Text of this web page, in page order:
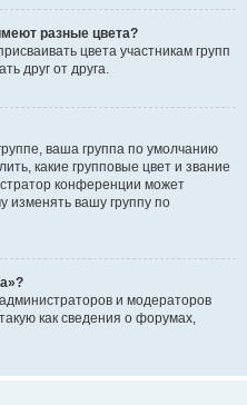
разные цвета?
цвета участникам групп
друг от друга.
ваша группа по умолчанию
какие групповые цвет и звание
конференции может
изменять вашу группу по
и модераторов
как сведения о форумах,